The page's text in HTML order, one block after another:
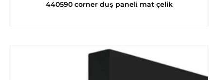
440590 corner duş paneli mat çelik